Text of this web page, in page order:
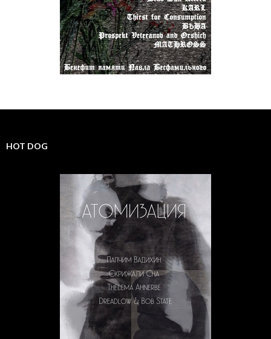
HOT DOG